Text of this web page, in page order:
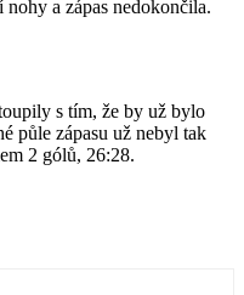
a zápas nedokončila.
s tím, že by už bylo
půle zápasu už nebyl tak
2 gólů, 26:28.